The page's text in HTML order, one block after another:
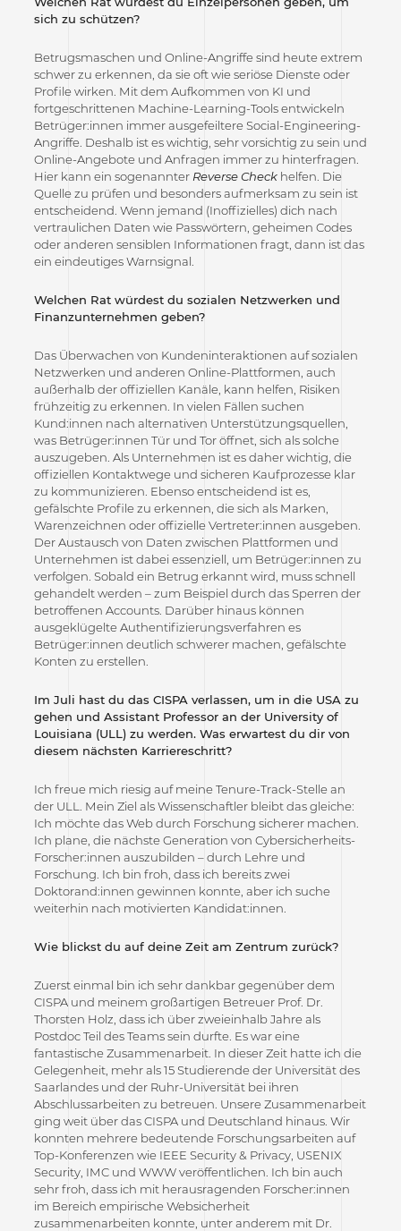
sich zu schützen?
Betrugsmaschen und Online-Angriffe sind heute extrem
schwer zu erkennen, da sie oft wie seriöse Dienste oder
Profile wirken. Mit dem Aufkommen von KI und
fortgeschrittenen Machine-Learning-Tools entwickeln
Betrüger:innen immer ausgefeiltere Social-Engineering-
Angriffe. Deshalb ist es wichtig, sehr vorsichtig zu sein und
Online-Angebote und Anfragen immer zu hinterfragen.
Hier kann ein sogenannter Reverse Check helfen. Die
Quelle zu prüfen und besonders aufmerksam zu sein ist
entscheidend. Wenn jemand (Inoffizielles) dich nach
vertraulichen Daten wie Passwörtern, geheimen Codes
oder anderen sensiblen Informationen fragt, dann ist das
ein eindeutiges Warnsignal.
Welchen Rat würdest du sozialen Netzwerken und
Finanzunternehmen geben?
Das Überwachen von Kundeninteraktionen auf sozialen
Netzwerken und anderen Online-Plattformen, auch
außerhalb der offiziellen Kanäle, kann helfen, Risiken
frühzeitig zu erkennen. In vielen Fällen suchen
Kund:innen nach alternativen Unterstützungsquellen,
was Betrüger:innen Tür und Tor öffnet, sich als solche
auszugeben. Als Unternehmen ist es daher wichtig, die
offiziellen Kontaktwege und sicheren Kaufprozesse klar
zu kommunizieren. Ebenso entscheidend ist es,
gefälschte Profile zu erkennen, die sich als Marken,
Warenzeichnen oder offizielle Vertreter:innen ausgeben.
Der Austausch von Daten zwischen Plattformen und
Unternehmen ist dabei essenziell, um Betrüger:innen zu
verfolgen. Sobald ein Betrug erkannt wird, muss schnell
gehandelt werden – zum Beispiel durch das Sperren der
betroffenen Accounts. Darüber hinaus können
ausgeklügelte Authentifizierungsverfahren es
Betrüger:innen deutlich schwerer machen, gefälschte
Konten zu erstellen.
Im Juli hast du das CISPA verlassen, um in die USA zu
gehen und Assistant Professor an der University of
Louisiana (ULL) zu werden. Was erwartest du dir von
diesem nächsten Karriereschritt?
Ich freue mich riesig auf meine Tenure-Track-Stelle an
der ULL. Mein Ziel als Wissenschaftler bleibt das gleiche:
Ich möchte das Web durch Forschung sicherer machen.
Ich plane, die nächste Generation von Cybersicherheits-
Forscher:innen auszubilden – durch Lehre und
Forschung. Ich bin froh, dass ich bereits zwei
Doktorand:innen gewinnen konnte, aber ich suche
weiterhin nach motivierten Kandidat:innen.
Wie blickst du auf deine Zeit am Zentrum zurück?
Zuerst einmal bin ich sehr dankbar gegenüber dem
CISPA und meinem großartigen Betreuer Prof. Dr.
Thorsten Holz, dass ich über zweieinhalb Jahre als
Postdoc Teil des Teams sein durfte. Es war eine
fantastische Zusammenarbeit. In dieser Zeit hatte ich die
Gelegenheit, mehr als 15 Studierende der Universität des
Saarlandes und der Ruhr-Universität bei ihren
Abschlussarbeiten zu betreuen. Unsere Zusammenarbeit
ging weit über das CISPA und Deutschland hinaus. Wir
konnten mehrere bedeutende Forschungsarbeiten auf
Top-Konferenzen wie IEEE Security & Privacy, USENIX
Security, IMC und WWW veröffentlichen. Ich bin auch
sehr froh, dass ich mit herausragenden Forscher:innen
im Bereich empirische Websicherheit
zusammenarbeiten konnte, unter anderem mit Dr.